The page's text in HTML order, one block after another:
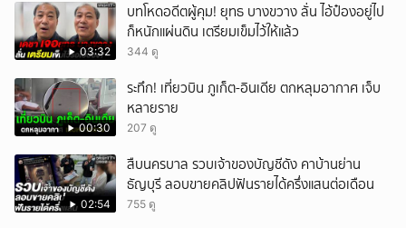
03:32
บทโหดอดีตผู้คุม! ยุทธ บางขวาง ลั่น ไอ้ป๋องอยู่ไป
ก็หนักแผ่นดิน เตรียมเข็มไว้ให้แล้ว
344 ดู
00:30
ระทึก! เที่ยวบิน ภูเก็ต-อินเดีย ตกหลุมอากาศ เจ็บ
หลายราย
207 ดู
02:54
สืบนครบาล รวบเจ้าของบัญชีดัง คาบ้านย่าน
ธัญบุรี ลอบขายคลิปฟันรายได้ครึ่งแสนต่อเดือน
755 ดู